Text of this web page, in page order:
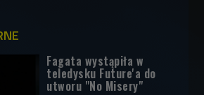
Fagata wystąpiła w
teledysku Future'a do
utworu "No Misery"